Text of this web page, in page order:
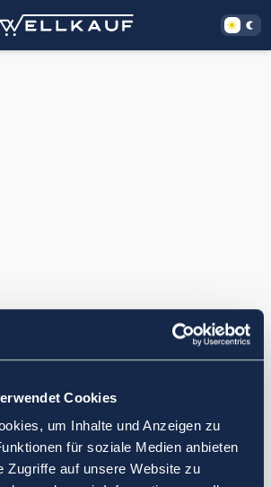
Cookies
um Inhalte und Anzeigen zu
für soziale Medien anbieten
Zugriffe auf unsere Website zu